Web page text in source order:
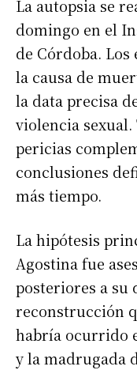
La autopsia se
domingo en el
de Córdoba.
la causa de
la data precisa
violencia
pericias
conclusiones
más tiempo.
La hipótesis
Agostina fue
posteriores a su
reconstrucción
habría ocurrido
y la madrugada